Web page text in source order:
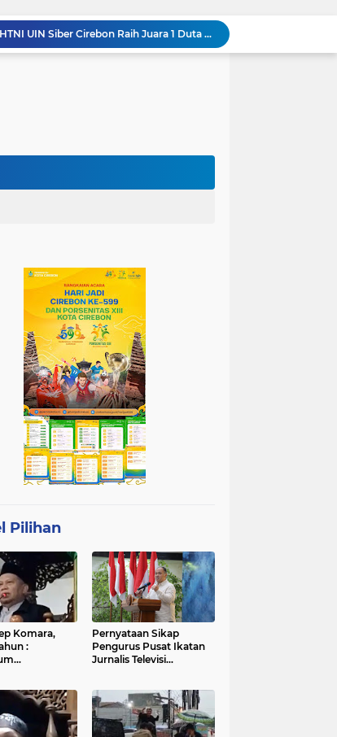
Jadi Duta Budaya, Mahasiswa HTNI UIN Siber Cirebon Raih Juara 1 Duta Batik DKI Jakarta 2026
100.000 Jemaah Hadiri Zikir dan Doa Kebangsaan di Monas, Wujud Syukur atas Kemerdekaan
Mahasiswa KKN Kelompok 140 UIN Siber Cirebon Berikan Edukasi Anti Bullying
Pilihan
Komara,
:
Pernyataan Sikap
Pengurus Pusat Ikatan
Jurnalis Televisi